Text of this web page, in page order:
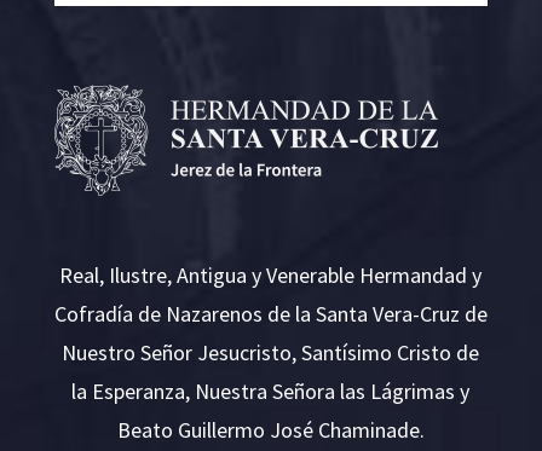
Real, Ilustre, Antigua y Venerable Hermandad y
Cofradía de Nazarenos de la Santa Vera-Cruz de
Nuestro Señor Jesucristo, Santísimo Cristo de
la Esperanza, Nuestra Señora las Lágrimas y
Beato Guillermo José Chaminade.